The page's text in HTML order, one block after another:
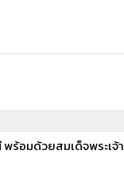
พร้อมด้วยสมเด็จพระเจ้า